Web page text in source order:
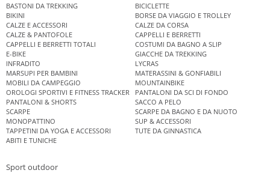
BASTONI DA TREKKING
BICICLETTE
BIKINI
BORSE DA VIAGGIO E TROLLEY
CALZE E ACCESSORI
CALZE DA CORSA
CALZE & PANTOFOLE
CAPPELLI E BERRETTI
CAPPELLI E BERRETTI TOTALI
COSTUMI DA BAGNO A SLIP
E-BIKE
GIACCHE DA TREKKING
INFRADITO
LYCRAS
MARSUPI PER BAMBINI
MATERASSINI & GONFIABILI
MOBILI DA CAMPEGGIO
MOUNTAINBIKE
OROLOGI SPORTIVI E FITNESS TRACKER
PANTALONI DA SCI DI FONDO
PANTALONI & SHORTS
SACCO A PELO
SCARPE
SCARPE DA BAGNO E DA NUOTO
MONOPATTINO
SUP & ACCESSORI
TAPPETINI DA YOGA E ACCESSORI
TUTE DA GINNASTICA
ABITI E TUNICHE
Sport outdoor